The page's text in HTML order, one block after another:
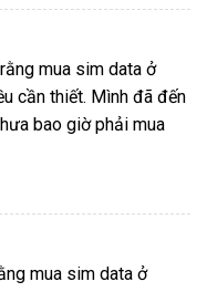
mua sim data ở
cần thiết. Mình đã đến
bao giờ phải mua
mua sim data ở